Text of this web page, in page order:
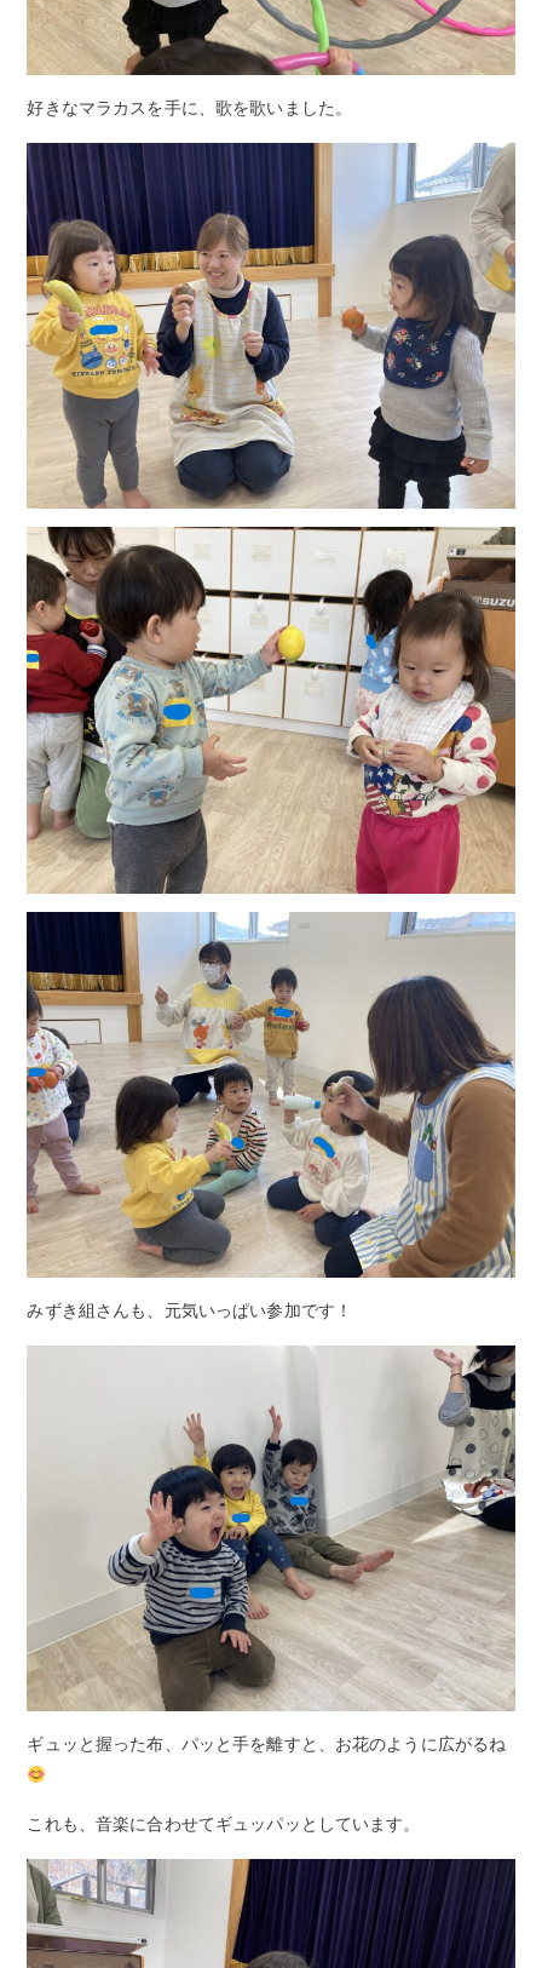
好きなマラカスを手に、歌を歌いました。
みずき組さんも、元気いっぱい参加です！
ギュッと握った布、パッと手を離すと、お花のように広がるね
これも、音楽に合わせてギュッパッとしています。